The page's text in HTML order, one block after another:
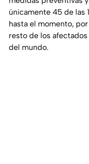
únicamente 45 de las
hasta el momento,
resto de los
del mundo.